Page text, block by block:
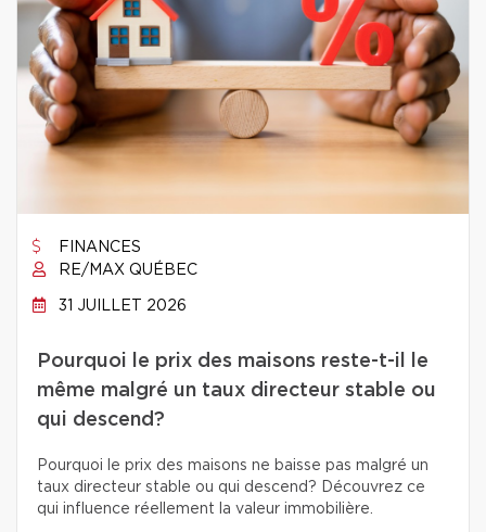
FINANCES
RE/MAX QUÉBEC
31 JUILLET 2026
Pourquoi le prix des maisons reste-t-il le
même malgré un taux directeur stable ou
qui descend?
Pourquoi le prix des maisons ne baisse pas malgré un
taux directeur stable ou qui descend? Découvrez ce
qui influence réellement la valeur immobilière.